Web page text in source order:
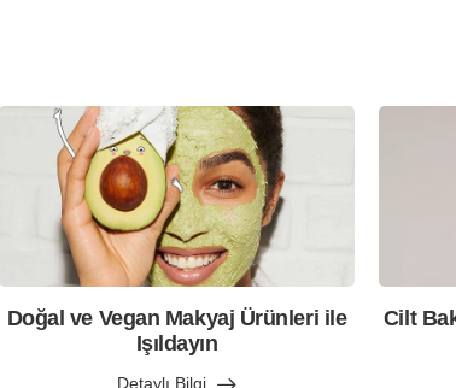
Doğal ve Vegan Makyaj Ürünleri ile
Işıldayın
Detaylı Bilgi
Cilt